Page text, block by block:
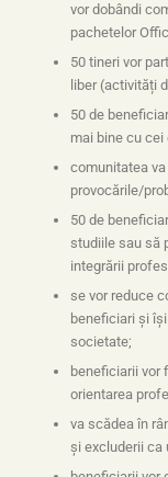
vor dobândi
pachetelor
50 tineri vor
liber (activități
50 de
mai bine cu cei
comunitatea
provocările/
50 de
studiile sau să
integrării
se vor reduce
beneficiari și
societate;
beneficiarii vor
orientarea
va scădea în
și excluderii ca